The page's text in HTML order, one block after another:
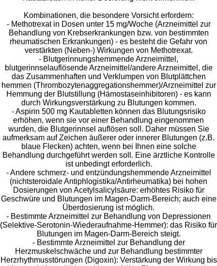
Kombinationen, die besondere Vorsicht erfordern:
- Methotrexat in Dosen unter 15 mg/Woche (Arzneimittel zur
Behandlung von Krebserkrankungen bzw. von bestimmten
rheumatischen Erkrankungen) - es besteht die Gefahr von
verstärkten (Neben-) Wirkungen von Methotrexat.
- Blutgerinnungshemmende Arzneimittel,
blutgerinnselauflösende Arzneimittel/andere Arzneimittel, die
das Zusammenhaften und Verklumpen von Blutplättchen
hemmen (Thrombozytenaggregationshemmer)/Arzneimittel zur
Hemmung der Blutstillung (Hämostaseinhibitoren) - es kann
durch Wirkungsverstärkung zu Blutungen kommen.
- Aspirin 500 mg Kautabletten können das Blutungsrisiko
erhöhen, wenn sie vor einer Behandlung eingenommen
wurden, die Blutgerinnsel auflösen soll. Daher müssen Sie
aufmerksam auf Zeichen äußerer oder innerer Blutungen (z.B.
blaue Flecken) achten, wenn bei Ihnen eine solche
Behandlung durchgeführt werden soll. Eine ärztliche Kontrolle
ist unbedingt erforderlich.
- Andere schmerz- und entzündungshemmende Arzneimittel
(nichtsteroidale Antiphlogistika/Antirheumatika) bei hohen
Dosierungen von Acetylsalicylsäure: erhöhtes Risiko für
Geschwüre und Blutungen im Magen-Darm-Bereich; auch eine
Überdosierung ist möglich.
- Bestimmte Arzneimittel zur Behandlung von Depressionen
(Selektive-Serotonin-Wiederaufnahme-Hemmer): das Risiko für
Blutungen im Magen-Darm-Bereich steigt.
- Bestimmte Arzneimittel zur Behandlung der
Herzmuskelschwäche und zur Behandlung bestimmter
Herzrhythmusstörungen (Digoxin): Verstärkung der Wirkung bis